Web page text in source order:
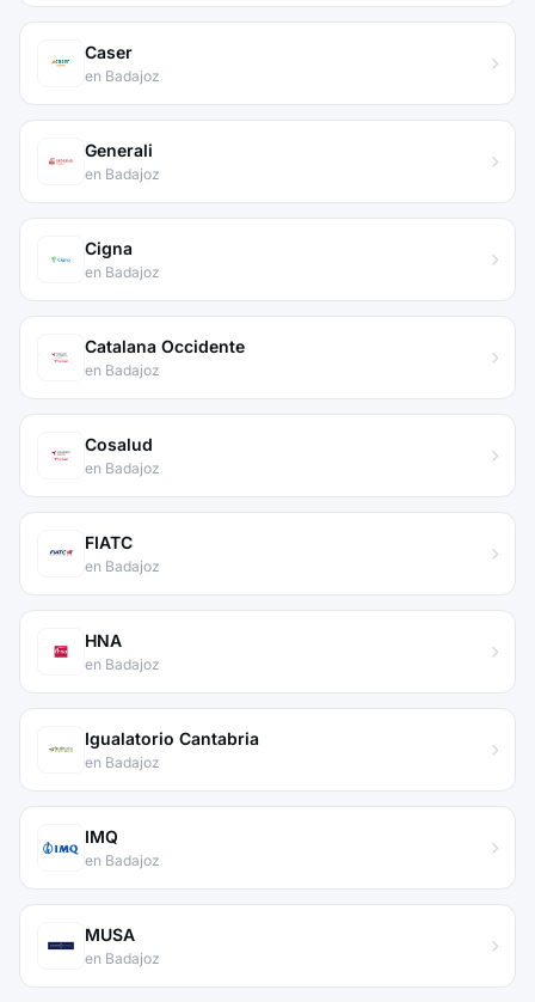
Caser
en Badajoz
Generali
en Badajoz
Cigna
en Badajoz
Catalana Occidente
en Badajoz
Cosalud
en Badajoz
FIATC
en Badajoz
HNA
en Badajoz
Igualatorio Cantabria
en Badajoz
IMQ
en Badajoz
MUSA
en Badajoz